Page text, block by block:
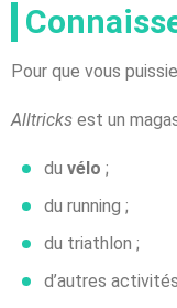
Pour que vous
Alltricks est un
du vélo ;
du running ;
du triathlon ;
d’autres